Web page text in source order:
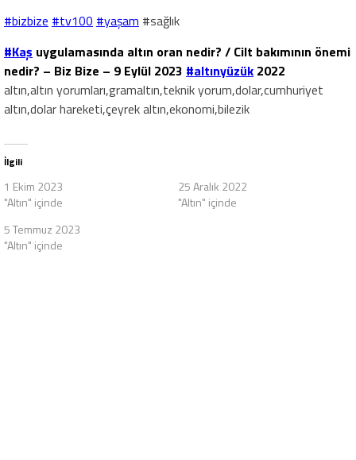
#bizbize #tv100 #yaşam #sağlık
#Kaş uygulamasında altın oran nedir? / Cilt bakımının önemi
nedir? – Biz Bize – 9 Eylül 2023 #altınyüzük 2022
altın,altın yorumları,gramaltın,teknik yorum,dolar,cumhuriyet
altın,dolar hareketi,çeyrek altın,ekonomi,bilezik
İlgili
1 Ekim 2023
"Altın" içinde
25 Aralık 2022
"Altın" içinde
5 Temmuz 2023
"Altın" içinde